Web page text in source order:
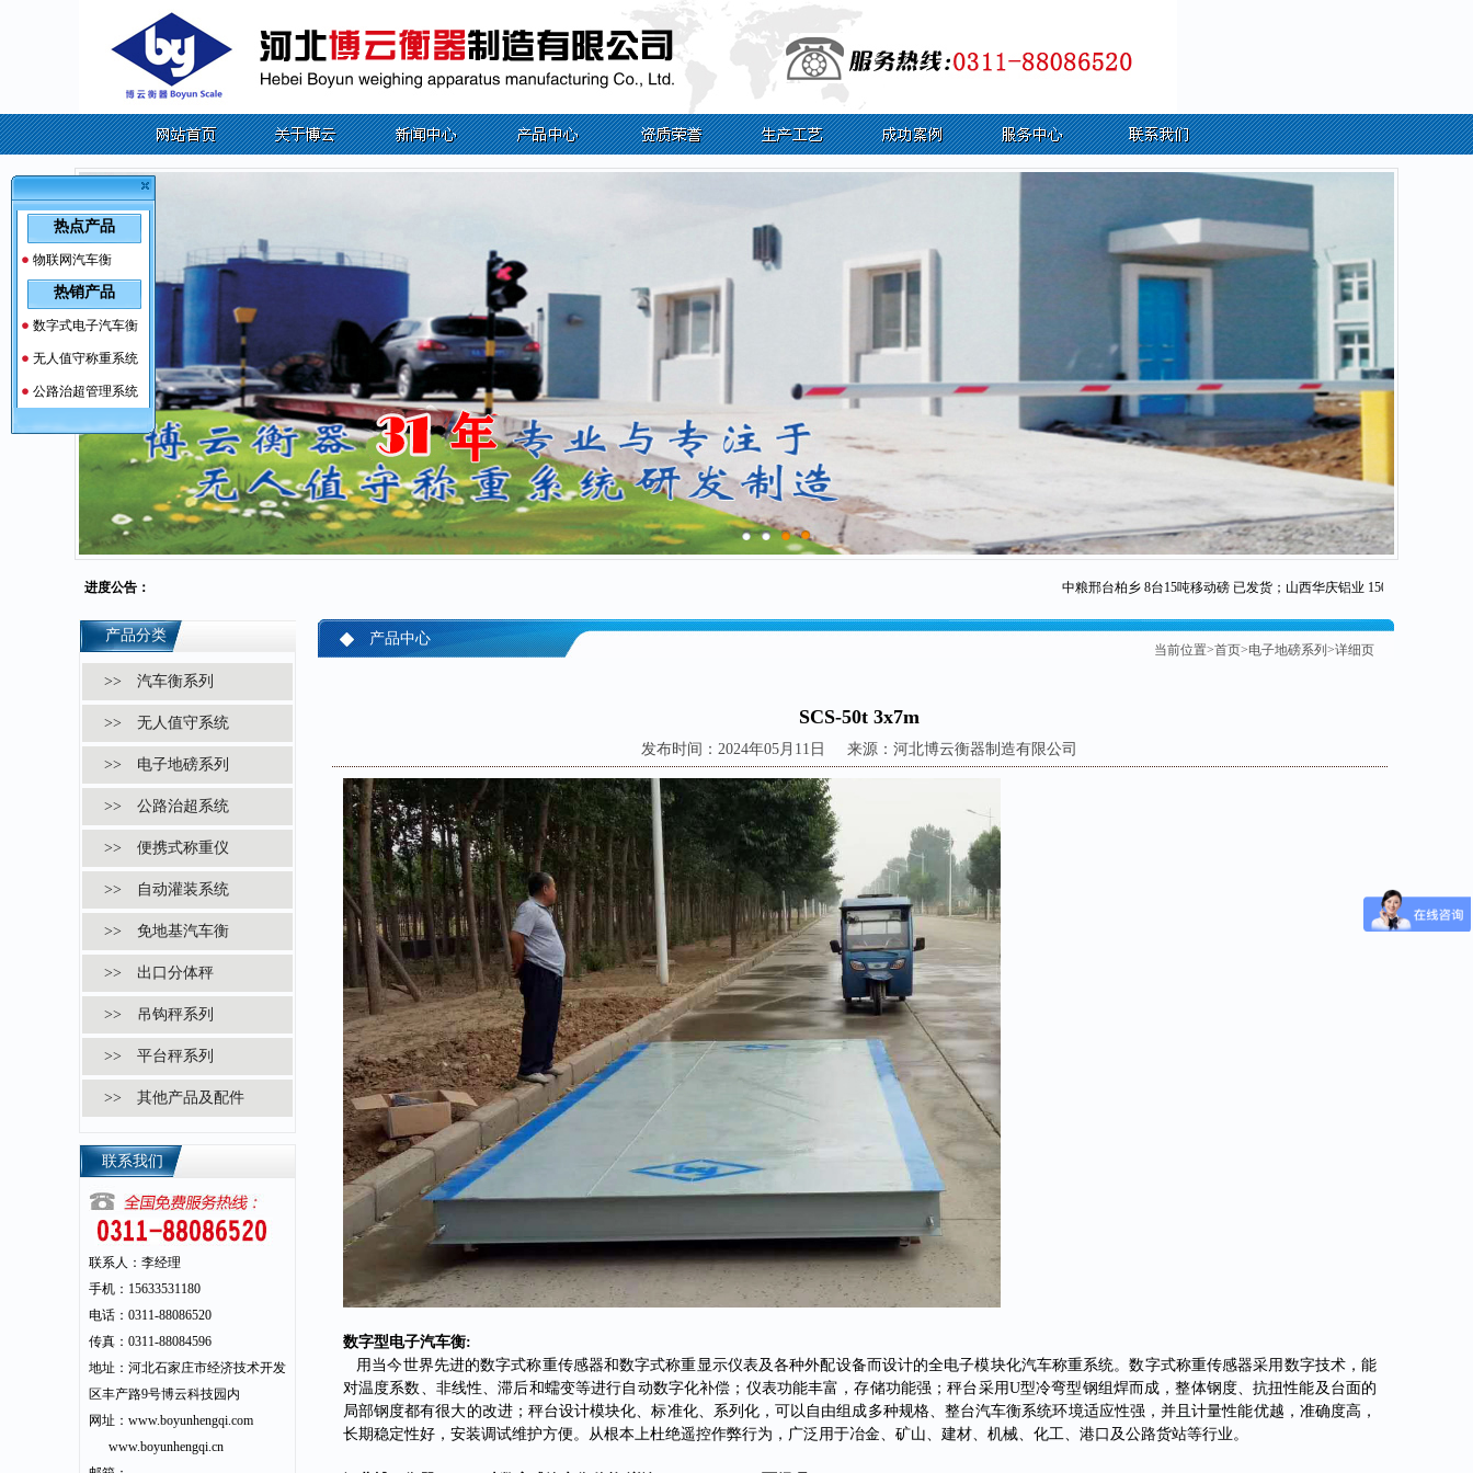
进度公告： 中粮邢台柏乡 8台15吨移动磅 已发货；山西华庆铝业 150吨 已发货；
产品分类
>> 汽车衡系列
>> 无人值守系统
>> 电子地磅系列
>> 公路治超系统
>> 便携式称重仪
>> 自动灌装系统
>> 免地基汽车衡
>> 出口分体秤
>> 吊钩秤系列
>> 平台秤系列
>> 其他产品及配件
联系我们
联系人：李经理
手机：15633531180
电话：0311-88086520
传真：0311-88084596
地址：河北石家庄市经济技术开发
区丰产路9号博云科技园内
网址：www.boyunhengqi.com
www.boyunhengqi.cn
当前位置>首页>电子地磅系列 >详细页
产品中心
SCS-50t 3x7m
发布时间：2024年05月11日 来源：河北博云衡器制造有限公司
数字型电子汽车衡:
用当今世界先进的数字式称重传感器和数字式称重显示仪表及各种外配设备而设计的全电子模块化汽车称重系统。数字式称重传感器采用数字技术，能
对温度系数、非线性、滞后和蠕变等进行自动数字化补偿；仪表功能丰富，存储功能强；秤台采用U型冷弯型钢组焊而成，整体钢度、抗扭性能及台面的
局部钢度都有很大的改进；秤台设计模块化、标准化、系列化，可以自由组成多种规格、整台汽车衡系统环境适应性强，并且计量性能优越，准确度高，
长期稳定性好，安装调试维护方便。从根本上杜绝遥控作弊行为，广泛用于冶金、矿山、建材、机械、化工、港口及公路货站等行业。
热点产品
物联网汽车衡
热销产品
数字式电子汽车衡
无人值守称重系统
公路治超管理系统